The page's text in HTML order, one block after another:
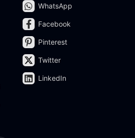
WhatsApp
Facebook
Pinterest
Twitter
LinkedIn